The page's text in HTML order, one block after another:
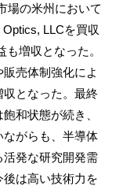
場の米州において
LLCを買収
増収となった。
売体制強化によ
となった。最終
和状態が続き、
ながらも、半導体
活発な研究開発需
は高い技術力を